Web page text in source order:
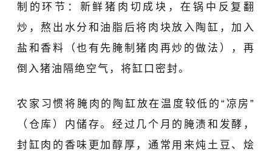
制的环节：新鲜猪肉切成块，在锅中反复翻
炒，熬出水分和油脂后将肉块放入陶缸，加入
盐和香料（也有先腌制猪肉再炒的做法），再
倒入猪油隔绝空气，将缸口密封。
农家习惯将腌肉的陶缸放在温度较低的“凉房”
（仓库）内储存。经过几个月的腌渍和发酵，
封缸肉的香味更加醇厚，通常用来炖土豆、烩